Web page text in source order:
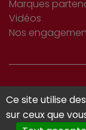
Marques
Vidéos
Nos
S’INSCRIRE
À LA
Ce site utilise
sur ceux que